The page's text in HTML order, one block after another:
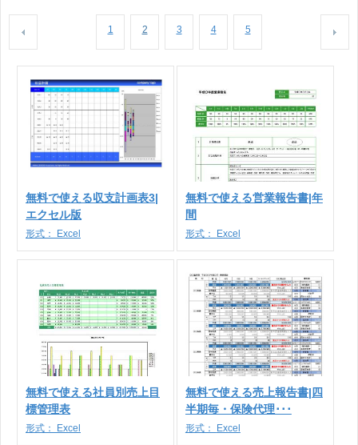
1 2 3 4 5
無料で使える収支計画表3|
エクセル版
形式： Excel
無料で使える営業報告書|年
間
形式： Excel
無料で使える社員別売上目
標管理表
形式： Excel
無料で使える売上報告書|四
半期毎・保険代理･･･
形式： Excel